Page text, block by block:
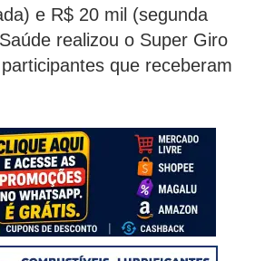
e R$ 20 mil (segunda
realizou o Super Giro
que receberam